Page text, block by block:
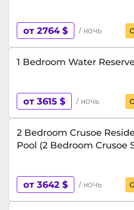
от 2764 $ / ночь
1 Bedroom Water
от 3615 $ / ночь
2 Bedroom Crusoe
Pool (2 Bedroom Crusoe
от 3642 $ / ночь